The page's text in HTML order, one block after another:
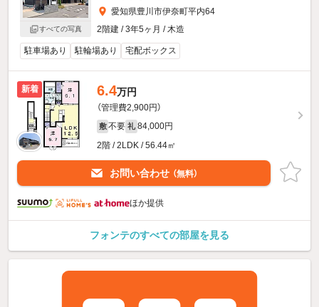
すべての写真
愛知県豊川市伊奈町平内64
2階建 / 3年5ヶ月 / 木造
駐車場あり 駐輪場あり 宅配ボックス
新着 6.4万円
（管理費2,900円）
敷 不要 礼 84,000円
2階 / 2LDK / 56.44㎡
お問い合わせ （無料）
ほか提供
フォンテのすべての部屋を見る